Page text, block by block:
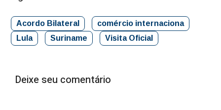
Acordo Bilateral
comércio internaciona
Lula
Suriname Visita Oficial
Deixe seu comentário